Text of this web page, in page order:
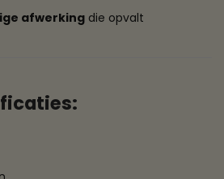
afwerking die opvalt